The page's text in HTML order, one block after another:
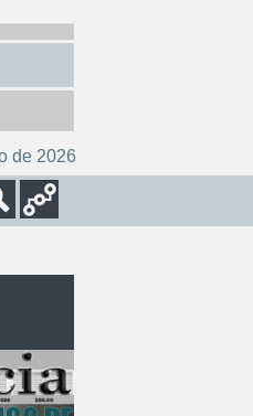
de 2026